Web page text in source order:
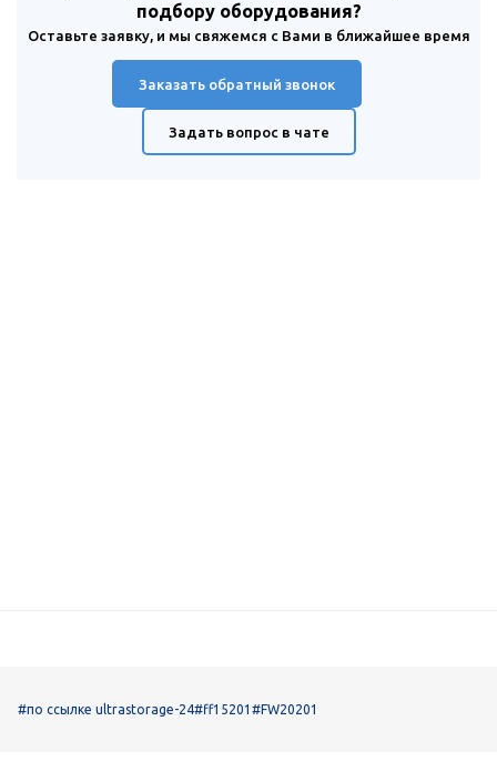
подбору оборудования?
Оставьте заявку, и мы свяжемся с Вами в ближайшее время
Заказать обратный звонок
Задать вопрос в чате
#по ссылке ultrastorage-24#ff15201 #FW20201